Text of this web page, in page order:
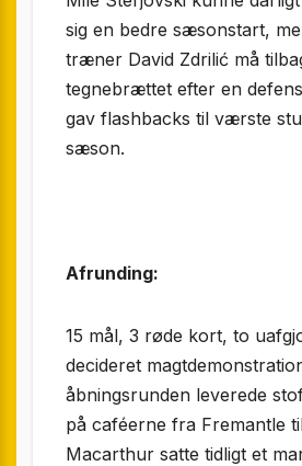
sig en bedre sæsonstart,
træner David Zdrilić må
tegnebrættet efter en
gav flashbacks til værste
sæson.
Afrunding:
15 mål, 3 røde kort, to
decideret
åbningsrunden leverede
på caféerne fra Fremantle
Macarthur satte tidligt et